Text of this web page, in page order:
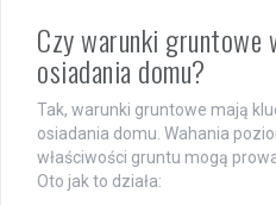
Czy warunki gruntowe
osiadania domu?
Tak, warunki gruntowe mają
osiadania domu. Wahania
właściwości gruntu mogą
Oto jak to działa: